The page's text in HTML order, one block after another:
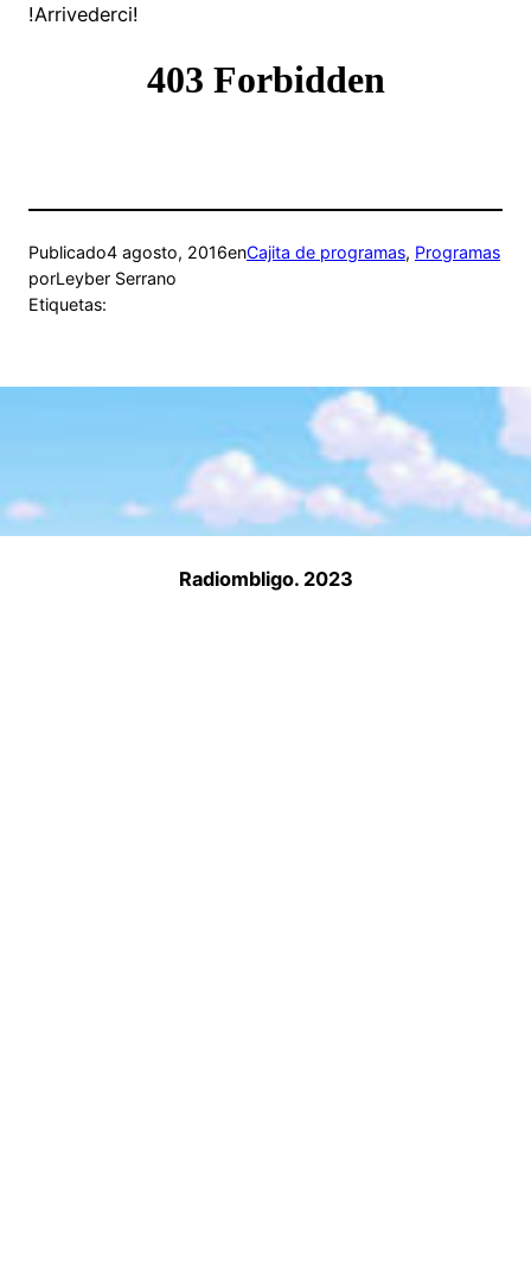
!Arrivederci!
Publicado4 agosto, 2016enCajita de programas, Programas
porLeyber Serrano
Etiquetas:
Radiombligo. 2023